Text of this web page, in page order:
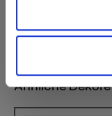
Ähnliche Dekore